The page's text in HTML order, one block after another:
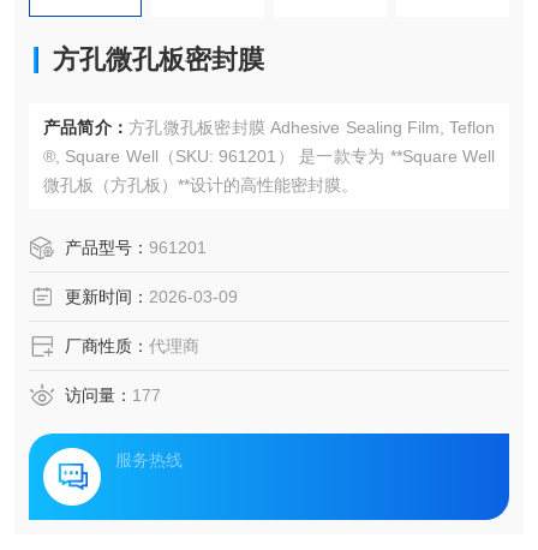
方孔微孔板密封膜
产品简介： 方孔微孔板密封膜 Adhesive Sealing Film, Teflon
®, Square Well（SKU: 961201） 是一款专为 **Square Well
微孔板（方孔板）**设计的高性能密封膜。
产品型号： 961201
更新时间： 2026-03-09
厂商性质： 代理商
访问量： 177
服务热线